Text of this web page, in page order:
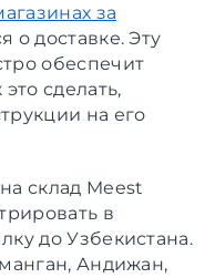
за
о доставке. Эту
обеспечит
сделать,
на его
склад Meest
в
до Узбекистана.
Андижан,